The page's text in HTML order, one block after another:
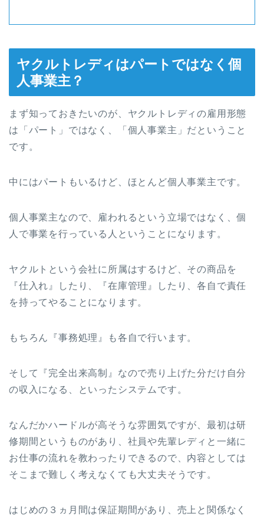
ヤクルトレディはパートではなく個
人事業主？
まず知っておきたいのが、ヤクルトレディの雇用形態
は「パート」ではなく、「個人事業主」だということ
です。
中にはパートもいるけど、ほとんど個人事業主です。
個人事業主なので、雇われるという立場ではなく、個
人で事業を行っている人ということになります。
ヤクルトという会社に所属はするけど、その商品を
『仕入れ』したり、『在庫管理』したり、各自で責任
を持ってやることになります。
もちろん『事務処理』も各自で行います。
そして『完全出来高制』なので売り上げた分だけ自分
の収入になる、といったシステムです。
なんだかハードルが高そうな雰囲気ですが、最初は研
修期間というものがあり、社員や先輩レディと一緒に
お仕事の流れを教わったりできるので、内容としては
そこまで難しく考えなくても大丈夫そうです。
はじめの３ヵ月間は保証期間があり、売上と関係なく